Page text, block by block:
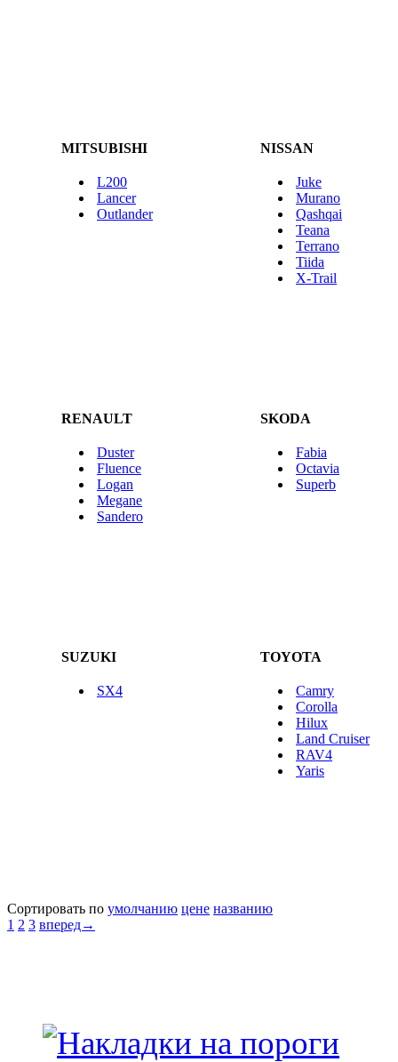
MITSUBISHI NISSAN
L200
Lancer
Outlander
Juke
Murano
Qashqai
Teana
Terrano
Tiida
X-Trail
RENAULT SKODA
Duster
Fluence
Logan
Megane
Sandero
Fabia
Octavia
Superb
SUZUKI TOYOTA
SX4
Camry
Corolla
Hilux
Land Cruiser
RAV4
Yaris
Сортировать по умолчанию цене названию
1 2 3 вперед→